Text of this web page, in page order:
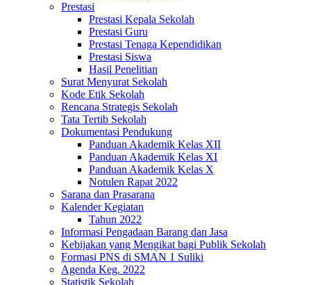
Prestasi
Prestasi Kepala Sekolah
Prestasi Guru
Prestasi Tenaga Kependidikan
Prestasi Siswa
Hasil Penelitian
Surat Menyurat Sekolah
Kode Etik Sekolah
Rencana Strategis Sekolah
Tata Tertib Sekolah
Dokumentasi Pendukung
Panduan Akademik Kelas XII
Panduan Akademik Kelas XI
Panduan Akademik Kelas X
Notulen Rapat 2022
Sarana dan Prasarana
Kalender Kegiatan
Tahun 2022
Informasi Pengadaan Barang dan Jasa
Kebijakan yang Mengikat bagi Publik Sekolah
Formasi PNS di SMAN 1 Suliki
Agenda Keg. 2022
Statistik Sekolah